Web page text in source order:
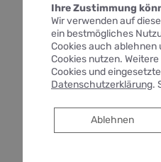
Ihre Zustimmung
Wir verwenden auf
ein bestmögliches
Cookies auch
Cookies nutzen.
Cookies und
Datenschutzerklärung.
Ablehnen
Ablehnen